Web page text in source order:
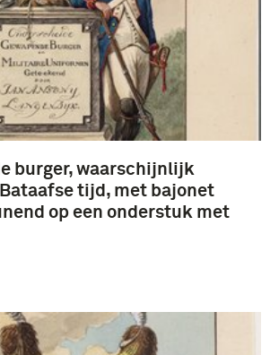
materiaal (1851)
Tekeningen (206)
(163)
materiaal, Collectie De Wilde (26)
burger, waarschijnlijk
tijd, met bajonet
op een onderstuk met